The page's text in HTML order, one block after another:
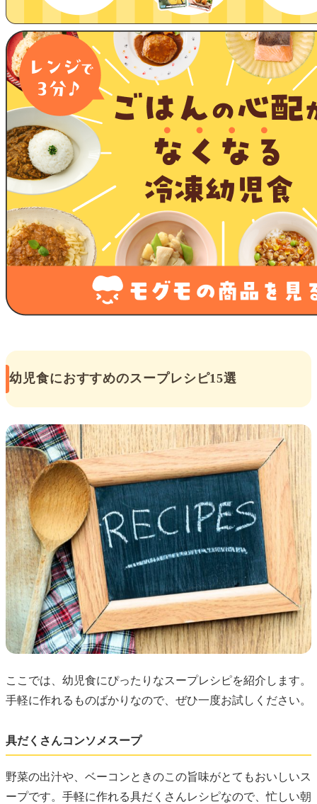
幼児食におすすめのスープレシピ15選
ここでは、幼児食にぴったりなスープレシピを紹介します。
手軽に作れるものばかりなので、ぜひ一度お試しください。
具だくさんコンソメスープ
野菜の出汁や、ベーコンときのこの旨味がとてもおいしいス
ープです。手軽に作れる具だくさんレシピなので、忙しい朝